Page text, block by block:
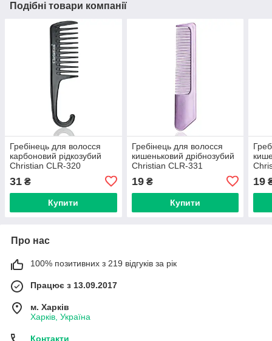
Подібні товари компанії
Гребінець для волосся
карбоновий рідкозубий
Christian CLR-320
31 ₴
Купити
Гребінець для волосся
кишеньковий дрібнозубий
Christian CLR-331
19₴
Купити
19
Про нас
100% позитивних з 219 відгуків за рік
Працює з 13.09.2017
м. Харків
Харків, Україна
Контакти